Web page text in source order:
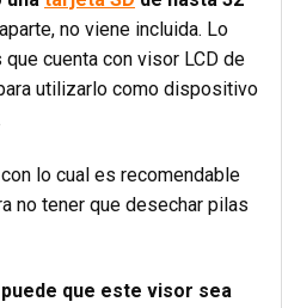
no viene incluida. Lo
cuenta con visor LCD de
utilizarlo como dispositivo
lo cual es recomendable
no tener que desechar pilas
que este visor sea